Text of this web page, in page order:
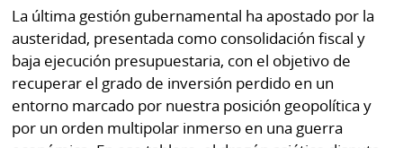
Ponle
la
Firma
Fe
de
erratas
Historias
La última gestión gubernamental ha apostado por la
austeridad, presentada como consolidación fiscal y
baja ejecución presupuestaria, con el objetivo de
recuperar el grado de inversión perdido en un
entorno marcado por nuestra posición geopolítica y
por un orden multipolar inmerso en una guerra